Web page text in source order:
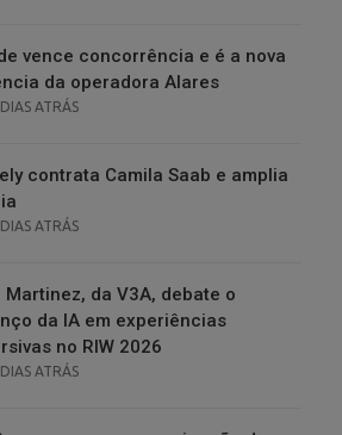
vence concorrência e é a nova
da operadora Alares
ATRÁS
contrata Camila Saab e amplia
ATRÁS
Martinez, da V3A, debate o
da IA em experiências
no RIW 2026
ATRÁS